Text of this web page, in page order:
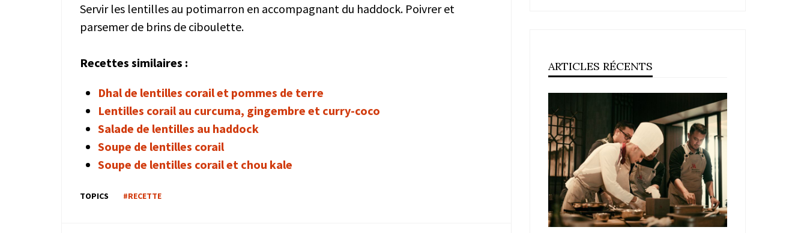
Servir les lentilles au potimarron en accompagnant du haddock. Poivrer et
parsemer de brins de ciboulette.
Recettes similaires :
Dhal de lentilles corail et pommes de terre
Lentilles corail au curcuma, gingembre et curry-coco
Salade de lentilles au haddock
Soupe de lentilles corail
Soupe de lentilles corail et chou kale
TOPICS #RECETTE
ARTICLES RÉCENTS